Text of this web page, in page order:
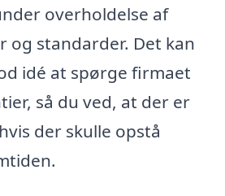
overholdelse af
og standarder. Det kan
idé at spørge firmaet
så du ved, at der er
der skulle opstå